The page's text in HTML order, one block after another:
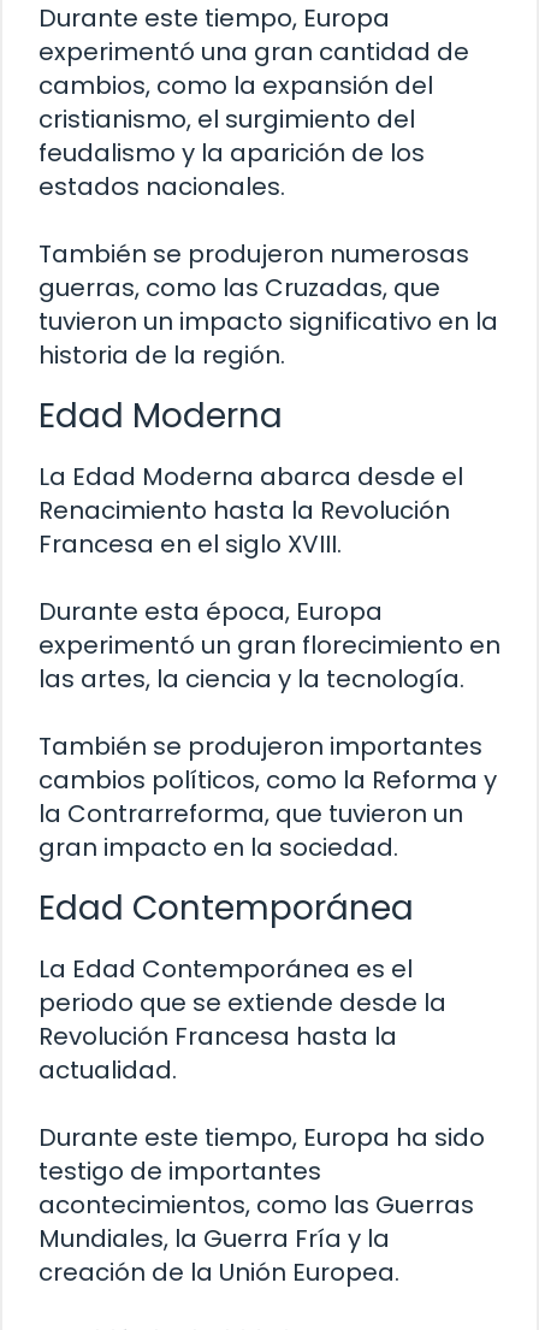
Durante este tiempo, Europa
experimentó una gran cantidad de
cambios, como la expansión del
cristianismo, el surgimiento del
feudalismo y la aparición de los
estados nacionales.
También se produjeron numerosas
guerras, como las Cruzadas, que
tuvieron un impacto significativo en la
historia de la región.
Edad Moderna
La Edad Moderna abarca desde el
Renacimiento hasta la Revolución
Francesa en el siglo XVIII.
Durante esta época, Europa
experimentó un gran florecimiento en
las artes, la ciencia y la tecnología.
También se produjeron importantes
cambios políticos, como la Reforma y
la Contrarreforma, que tuvieron un
gran impacto en la sociedad.
Edad Contemporánea
La Edad Contemporánea es el
periodo que se extiende desde la
Revolución Francesa hasta la
actualidad.
Durante este tiempo, Europa ha sido
testigo de importantes
acontecimientos, como las Guerras
Mundiales, la Guerra Fría y la
creación de la Unión Europea.